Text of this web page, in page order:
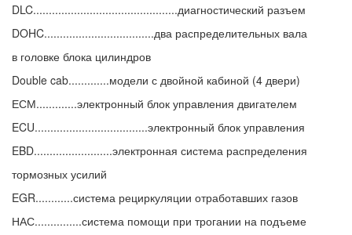
DLC..............................................диагностический разъем
DOHC...................................два распределительных вала
в головке блока цилиндров
Double cab.............модели с двойной кабиной (4 двери)
ЕСМ.............электронный блок управления двигателем
ECU....................................электронный блок управления
EBD.........................электронная система распределения
тормозных усилий
EGR............система рециркуляции отработавших газов
НАС...............система помощи при трогании на подъеме